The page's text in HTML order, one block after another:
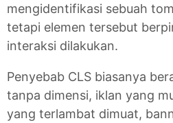
mengidentifikasi sebuah
tetapi elemen tersebut
interaksi dilakukan.
Penyebab CLS biasanya
tanpa dimensi, iklan yang
yang terlambat dimuat,